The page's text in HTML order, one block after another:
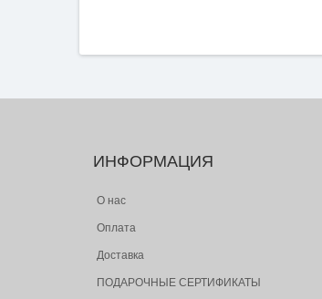
ИНФОРМАЦИЯ
О нас
Оплата
Доставка
ПОДАРОЧНЫЕ СЕРТИФИКАТЫ